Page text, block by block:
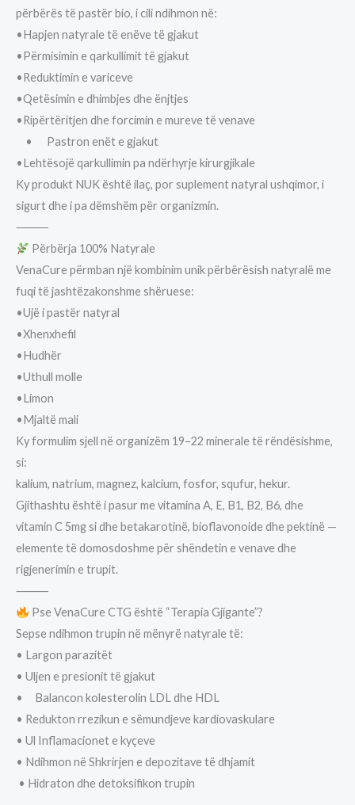
përbërës të pastër bio, i cili ndihmon në:
•Hapjen natyrale të enëve të gjakut
•Përmisimin e qarkullimit të gjakut
•Reduktimin e variceve
•Qetësimin e dhimbjes dhe ënjtjes
•Ripërtëritjen dhe forcimin e mureve të venave
• Pastron enët e gjakut
•Lehtësojë qarkullimin pa ndërhyrje kirurgjikale
Ky produkt NUK është ilaç, por suplement natyral ushqimor, i
sigurt dhe i pa dëmshëm për organizmin.
⸻
Përbërja 100% Natyrale
VenaCure përmban një kombinim unik përbërësish natyralë me
fuqi të jashtëzakonshme shëruese:
•Ujë i pastër natyral
•Xhenxhefil
•Hudhër
•Uthull molle
•Limon
•Mjaltë mali
Ky formulim sjell në organizëm 19–22 minerale të rëndësishme,
si:
kalium, natrium, magnez, kalcium, fosfor, squfur, hekur.
Gjithashtu është i pasur me vitamina A, E, B1, B2, B6, dhe
vitamin C 5mg si dhe betakarotinë, bioflavonoide dhe pektinë —
elemente të domosdoshme për shëndetin e venave dhe
rigjenerimin e trupit.
⸻
Pse VenaCure CTG është “Terapia Gjigante”?
Sepse ndihmon trupin në mënyrë natyrale të:
• Largon parazitët
• Uljen e presionit të gjakut
• Balancon kolesterolin LDL dhe HDL
• Redukton rrezikun e sëmundjeve kardiovaskulare
• Ul Inflamacionet e kyçeve
• Ndihmon në Shkrirjen e depozitave të dhjamit
• Hidraton dhe detoksifikon trupin